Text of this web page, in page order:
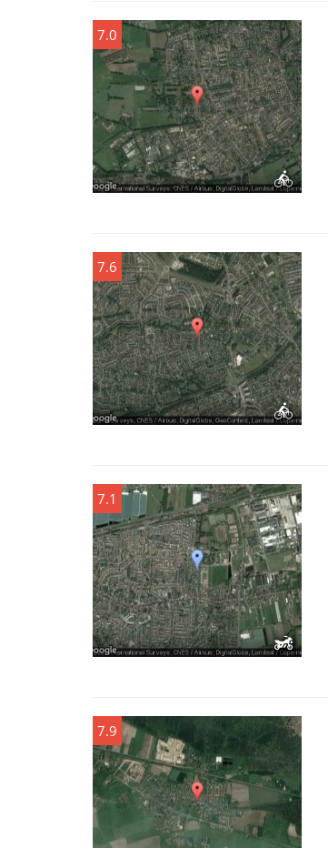
7.0
7.6
7.1
7.9